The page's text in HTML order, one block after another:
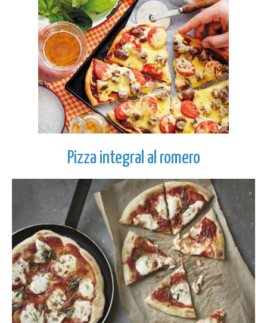
Pizza integral al romero